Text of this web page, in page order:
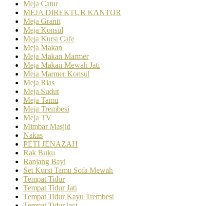
Meja Catur
MEJA DIREKTUR KANTOR
Meja Granit
Meja Konsul
Meja Kursi Cafe
Meja Makan
Meja Makan Marmer
Meja Makan Mewah Jati
Meja Marmer Konsul
Meja Rias
Meja Sudut
Meja Tamu
Meja Trembesi
Meja TV
Mimbar Masjid
Nakas
PETI JENAZAH
Rak Buku
Ranjang Bayi
Set Kursi Tamu Sofa Mewah
Tempat Tidur
Tempat Tidur Jati
Tempat Tidur Kayu Trembesi